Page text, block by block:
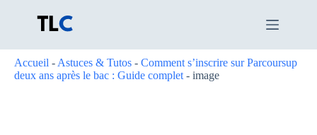
Accueil - Astuces & Tutos - Comment s’inscrire sur Parcoursup
deux ans après le bac : Guide complet - image